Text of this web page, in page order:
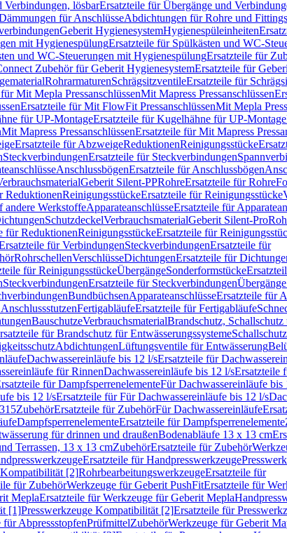
Verbindungen, lösbarErsatzteile für Übergänge und
für AnschlüsseAbdichtungen für Rohre und Fittings
Geberit HygienesystemHygienespüleinheiten
mit HygienespülungErsatzteile für Spülkästen und WC-
und WC-Steuerungen mit HygienespülungErsatzteile für
Zubehör für Geberit HygienesystemErsatzteile für
RohrarmaturenSchrägsitzventileErsatzteile für
Mit Mepla PressanschlüssenMit Mapress Pressanschlüssen
Ersatzteile für Mit FlowFit PressanschlüssenMit Mepla
für UP-MontageErsatzteile für Kugelhähne für UP-Montage
Mit Mapress PressanschlüssenErsatzteile für Mit Mapress
Ersatzteile für AbzweigeReduktionenReinigungsstücke
SteckverbindungenErsatzteile für Steckverbindungen
AnschlussbögenErsatzteile für Anschlussbögen
Geberit Silent-PPRohreErsatzteile für Rohre
ReduktionenReinigungsstückeErsatzteile für Reinigungsstücke
andere WerkstoffeApparateanschlüsseErsatzteile für
SchutzdeckelVerbrauchsmaterialGeberit Silent-Pro
für ReduktionenReinigungsstückeErsatzteile für
für VerbindungenSteckverbindungenErsatzteile für
RohrschellenVerschlüsseDichtungenErsatzteile für
für ReinigungsstückeÜbergängeSonderformstücke
SteckverbindungenErsatzteile für Steckverbindungen
BundbüchsenApparateanschlüsseErsatzteile für
FertigabläufeErsatzteile für Fertigabläufe
BauschutzeVerbrauchsmaterialBrandschutz, Schallschutz
für Brandschutz für EntwässerungssystemeSchallschutz
AbdichtungenLüftungsventile für Entwässerung
Dachwassereinläufe bis 12 l/sErsatzteile für
für RinnenDachwassereinläufe bis 12 l/sErsatzteile
für DampfsperrenelementeFür Dachwassereinläufe bis
bis 12 l/sErsatzteile für Für Dachwassereinläufe bis 12 l/s
ZubehörErsatzteile für ZubehörFür Dachwassereinläufe
DampfsperrenelementeErsatzteile für Dampfsperrenelemente
für drinnen und draußenBodenabläufe 13 x 13 cm
Terrassen, 13 x 13 cmZubehörErsatzteile für Zubehör
Ersatzteile für Handpresswerkzeuge
Kompatibilität [2]RohrbearbeitungswerkzeugeErsatzteile für
für ZubehörWerkzeuge für Geberit PushFitErsatzteile für
MeplaErsatzteile für Werkzeuge für Geberit Mepla
[1]Presswerkzeuge Kompatibilität [2]Ersatzteile für
für AbpressstopfenPrüfmittelZubehörWerkzeuge für Geberit